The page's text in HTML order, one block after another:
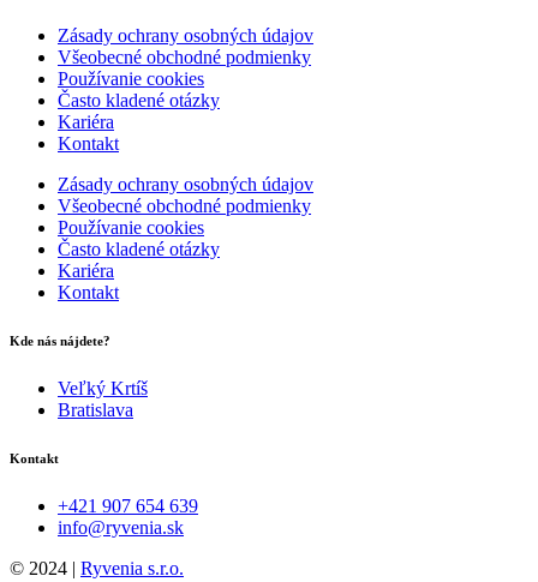
Zásady ochrany osobných údajov
Všeobecné obchodné podmienky
Používanie cookies
Často kladené otázky
Kariéra
Kontakt
Zásady ochrany osobných údajov
Všeobecné obchodné podmienky
Používanie cookies
Často kladené otázky
Kariéra
Kontakt
Kde nás nájdete?
Veľký Krtíš
Bratislava
Kontakt
+421 907 654 639
info@ryvenia.sk
© 2024 | Ryvenia s.r.o.